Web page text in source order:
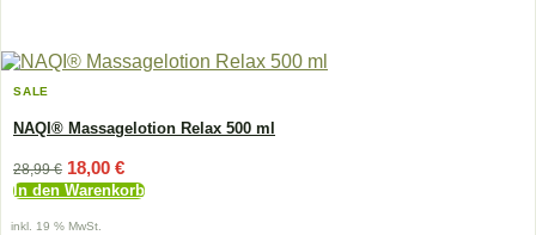
SALE
NAQI® Massagelotion Relax 500 ml
28,99€ Ursprünglicher
Preis
war:
28,99 €
18,00 €Aktueller
Preis
ist:
In den Warenkorb
inkl. 19 % MwSt.